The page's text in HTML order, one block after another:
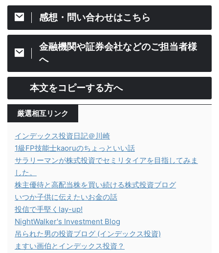
感想・問い合わせはこちら
金融機関や証券会社などのご担当者様
へ
本文をコピーする方へ
厳選相互リンク
インデックス投資日記＠川崎
1級FP技能士kaoruのちょっといい話
サラリーマンが株式投資でセミリタイアを目指してみま
した。
株主優待と高配当株を買い続ける株式投資ブログ
いつか子供に伝えたいお金の話
投信で手堅くlay-up!
NightWalker's Investment Blog
吊られた男の投資ブログ (インデックス投資)
ますい画伯とインデックス投資？